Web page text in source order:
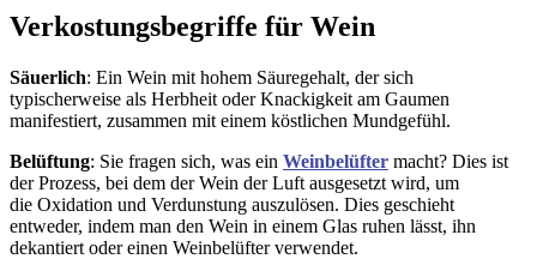
Verkostungsbegriffe für Wein
Säuerlich: Ein Wein mit hohem Säuregehalt, der sich
typischerweise als Herbheit oder Knackigkeit am Gaumen
manifestiert, zusammen mit einem köstlichen Mundgefühl.
Belüftung: Sie fragen sich, was ein Weinbelüfter macht? Dies ist
der Prozess, bei dem der Wein der Luft ausgesetzt wird, um
die Oxidation und Verdunstung auszulösen. Dies geschieht
entweder, indem man den Wein in einem Glas ruhen lässt, ihn
dekantiert oder einen Weinbelüfter verwendet.